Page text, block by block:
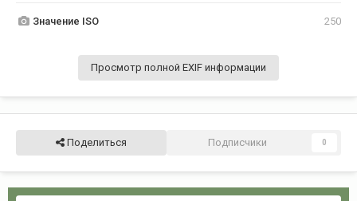
Значение ISO 250
Просмотр полной EXIF информации
Поделиться Подписчики 0